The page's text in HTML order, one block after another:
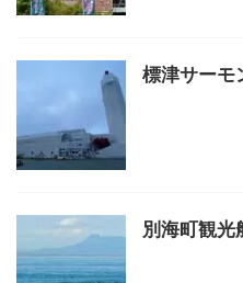
標津サーモ
別海町観光